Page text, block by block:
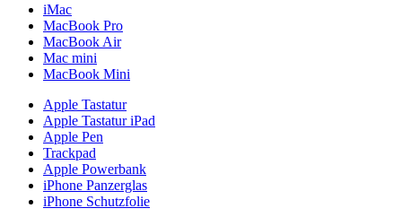
iMac
MacBook Pro
MacBook Air
Mac mini
MacBook Mini
Apple Tastatur
Apple Tastatur iPad
Apple Pen
Trackpad
Apple Powerbank
iPhone Panzerglas
iPhone Schutzfolie